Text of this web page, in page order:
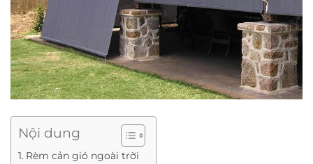
Nội dung
Rèm cản gió ngoài trời